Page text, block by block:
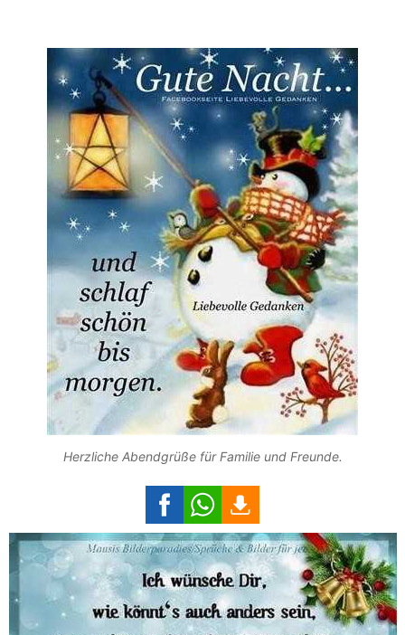
Herzliche Abendgrüße für Familie und Freunde.